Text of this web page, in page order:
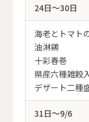
24日～30日
海老とトマト
油淋鶏
十彩春巻
県産六種雑穀
デザート二種
31日～9/6